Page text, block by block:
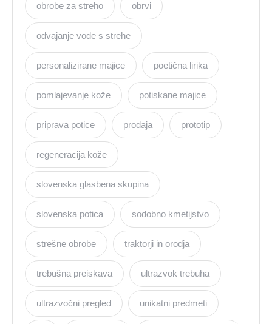
obrobe za streho obrvi
odvajanje vode s strehe
personalizirane majice poetična lirika
pomlajevanje kože potiskane majice
priprava potice prodaja prototip
regeneracija kože
slovenska glasbena skupina
slovenska potica sodobno kmetijstvo
strešne obrobe traktorji in orodja
trebušna preiskava ultrazvok trebuha
ultrazvočni pregled unikatni predmeti